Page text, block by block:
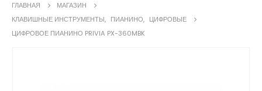
ГЛАВНАЯ
МАГАЗИН
КЛАВИШНЫЕ ИНСТРУМЕНТЫ, ПИАНИНО, ЦИФРОВЫЕ
ЦИФРОВОЕ ПИАНИНО PRIVIA PX-360MBK